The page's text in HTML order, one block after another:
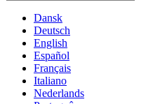
Dansk
Deutsch
English
Español
Français
Italiano
Nederlands